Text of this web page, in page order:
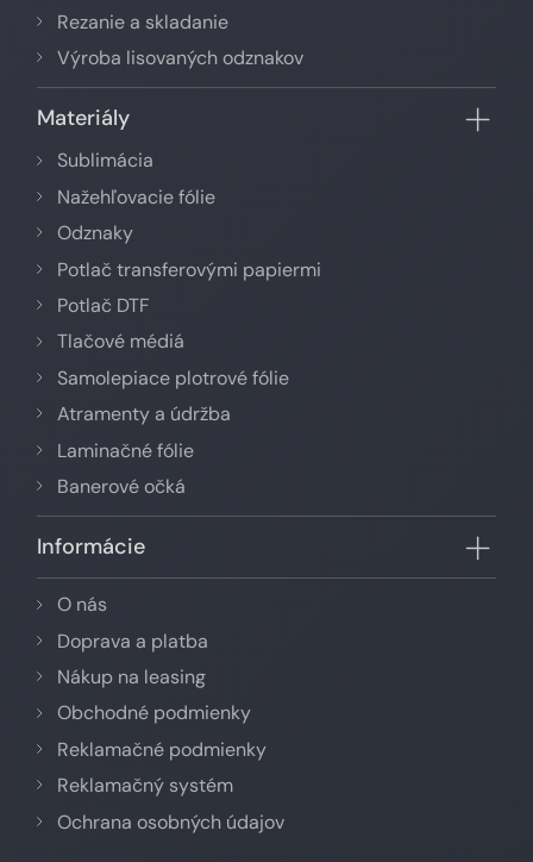
Rezanie a skladanie
Výroba lisovaných odznakov
Materiály
Sublimácia
Nažehľovacie fólie
Odznaky
Potlač transferovými papiermi
Potlač DTF
Tlačové médiá
Samolepiace plotrové fólie
Atramenty a údržba
Laminačné fólie
Banerové očká
Informácie
O nás
Doprava a platba
Nákup na leasing
Obchodné podmienky
Reklamačné podmienky
Reklamačný systém
Ochrana osobných údajov